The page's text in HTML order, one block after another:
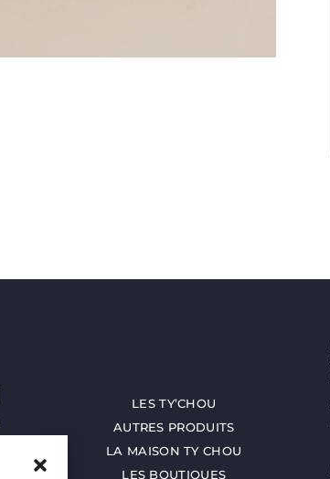
LES TY’CHOU
AUTRES PRODUITS
LA MAISON TY CHOU
LES BOUTIQUES